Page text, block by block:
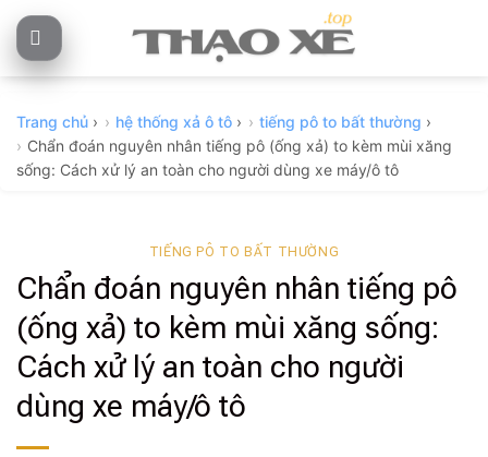
Skip
to
Trang chủ › hệ thống xả ô tô › tiếng pô to bất thường ›
Chẩn đoán nguyên nhân tiếng pô (ống xả) to kèm mùi xăng
sống: Cách xử lý an toàn cho người dùng xe máy/ô tô
TIẾNG PÔ TO BẤT THƯỜNG
Chẩn đoán nguyên nhân tiếng pô
(ống xả) to kèm mùi xăng sống:
Cách xử lý an toàn cho người
dùng xe máy/ô tô